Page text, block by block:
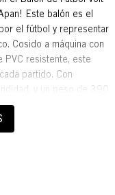
Este balón es el
el fútbol y representar
Cosido a máquina con
PVC resistente, este
partido. Con
para partidos
el espíritu indomable
partido,
asegurando un